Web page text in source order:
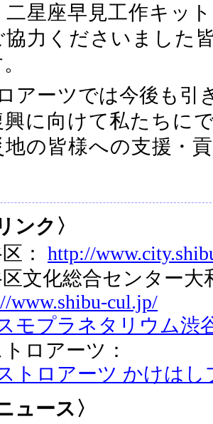
星座早見工作キッ
協力くださいました
アーツでは今後も引
興に向けて私たちに
地の皆様への支援・
ンク〉
： http://
文化総合センター大
www.shibu-cul.jp/
モプラネタリウム渋
ロアーツ：
トロアーツ かけはし
ュース〉